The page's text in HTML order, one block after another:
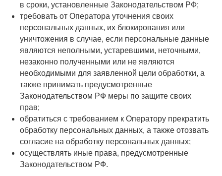
в сроки, установленные Законодательством РФ;
требовать от Оператора уточнения своих
персональных данных, их блокирования или
уничтожения в случае, если персональные данные
являются неполными, устаревшими, неточными,
незаконно полученными или не являются
необходимыми для заявленной цели обработки, а
также принимать предусмотренные
Законодательством РФ меры по защите своих
прав;
обратиться с требованием к Оператору прекратить
обработку персональных данных, а также отозвать
согласие на обработку персональных данных;
осуществлять иные права, предусмотренные
Законодательством РФ.